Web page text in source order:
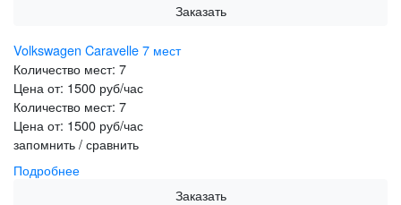
Заказать
Volkswagen Caravelle 7 мест
Количество мест: 7
Цена от: 1500 руб/час
Количество мест: 7
Цена от: 1500 руб/час
запомнить / сравнить
Подробнее
Заказать